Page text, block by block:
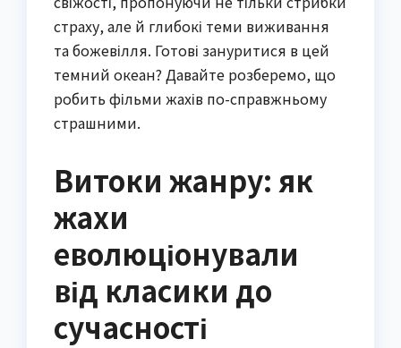
страху, але й глибокі теми виживання
та божевілля. Готові зануритися в цей
темний океан? Давайте розберемо, що
робить фільми жахів по-справжньому
страшними.
Витоки жанру: як
жахи
еволюціонували
від класики до
сучасності